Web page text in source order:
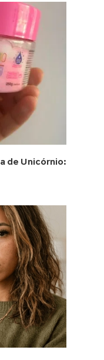
de Unicórnio: